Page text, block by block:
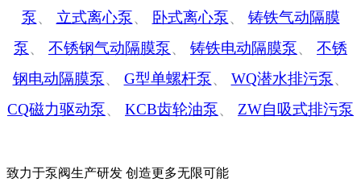
泵、 立式离心泵、 卧式离心泵、 铸铁气动隔膜
泵、 不锈钢气动隔膜泵、 铸铁电动隔膜泵、 不锈
钢电动隔膜泵、 G型单螺杆泵、 WQ潜水排污泵、
CQ磁力驱动泵、 KCB齿轮油泵、 ZW自吸式排污泵
致力于泵阀生产研发 创造更多无限可能